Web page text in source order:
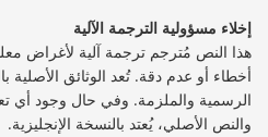
إخلاء مسؤولية الترجمة الآلية
هذا النص مُترجم ترجمة آلية لأغراض
أخطاء أو عدم دقة. تُعد الوثائق الأصلية
الرسمية والملزمة. وفي حال وجود أي
والنص الأصلي، يُعتد بالنسخة الإنجليزية.